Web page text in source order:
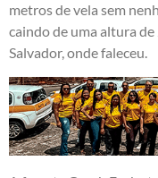
metros de vela sem
caindo de uma altura
Salvador, onde faleceu.